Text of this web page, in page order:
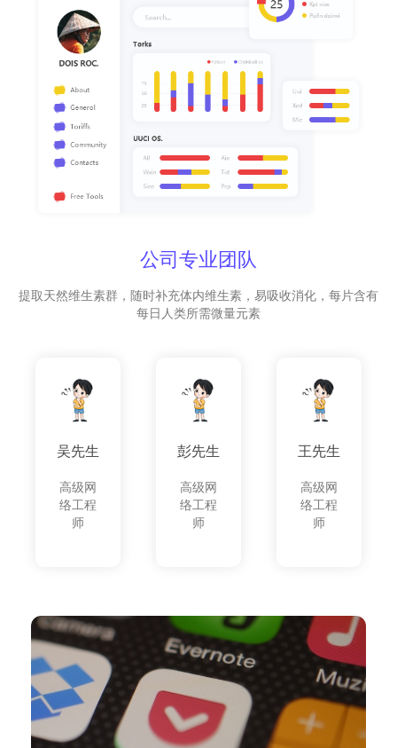
公司专业团队
提取天然维生素群，随时补充体内维生素，易吸收消化，每片含有
每日人类所需微量元素
吴先生
高级网
络工程
师
彭先生
高级网
络工程
师
王先生
高级网
络工程
师